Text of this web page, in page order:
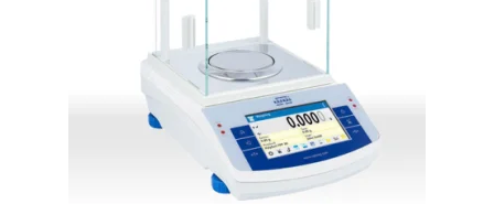
Prelucrarea datelor cu caracter personal